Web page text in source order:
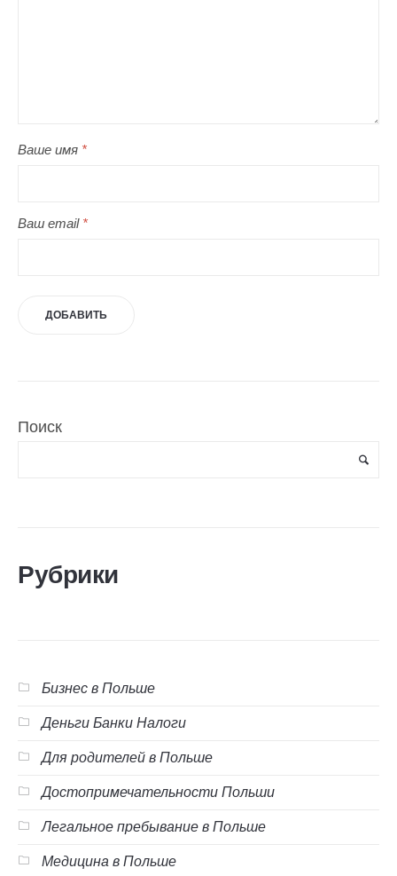
Ваше имя *
Ваш email *
Поиск
Рубрики
Бизнес в Польше
Деньги Банки Налоги
Для родителей в Польше
Достопримечательности Польши
Легальное пребывание в Польше
Медицина в Польше